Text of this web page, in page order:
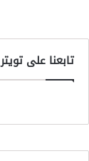
تابعنا على تويتر